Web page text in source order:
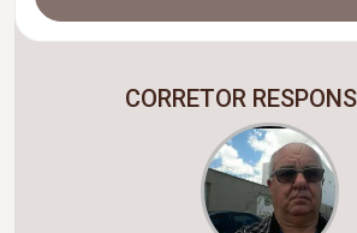
CORRETOR